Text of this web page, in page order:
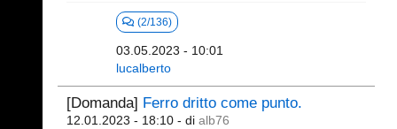
(2/136)
03.05.2023 - 10:01
lucalberto
[Domanda] Ferro dritto come punto.
12.01.2023 - 18:10 - di alb76